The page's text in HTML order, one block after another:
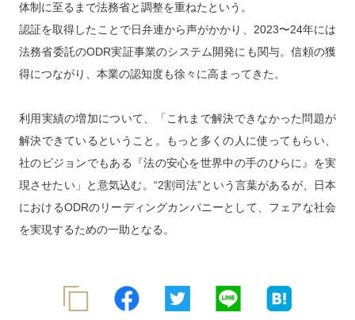
体制に至るまで法務省と調整を重ねたという。
認証を取得したことで日弁連から声がかかり、2023〜24年には
法務省委託のODR実証事業のシステム開発にも関与。信頼の獲
得につながり、本業の認知度も徐々に高まってきた。
利用実績の増加について、「これまで解決できなかった問題が
解決できているということ。もっと多くの人に使ってもらい、
社のビジョンでもある『法の安心を世界中の手のひらに』を実
現させたい」と意気込む。“2割司法”という言葉があるが、日本
におけるODRのリーディングカンパニーとして、フェアな社会
を実現するための一助となる。